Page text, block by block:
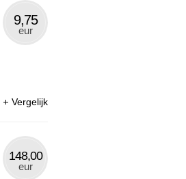
9,75
eur
Vergelijk
148,00
eur